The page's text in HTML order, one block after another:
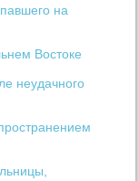
на
Востоке
неудачного